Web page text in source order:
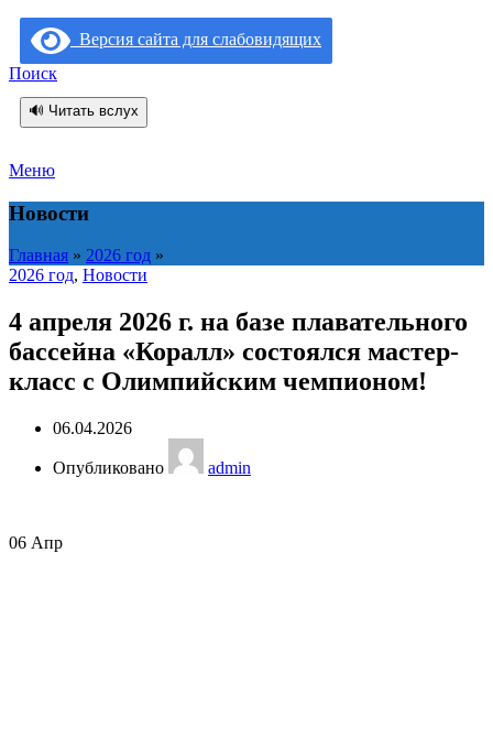
Версия сайта для слабовидящих
Поиск
🔊 Читать вслух
Меню
Новости
Главная » 2026 год »
2026 год, Новости
4 апреля 2026 г. на базе плавательного
бассейна «Коралл» состоялся мастер-
класс с Олимпийским чемпионом!
06.04.2026
Опубликовано admin
06 Апр